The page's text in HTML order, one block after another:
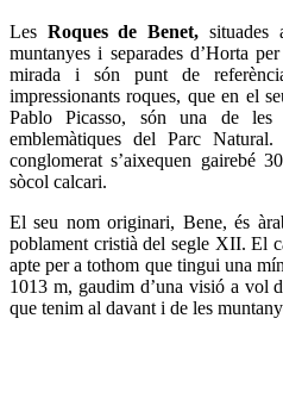
Les Roques de Benet,
muntanyes i separades d’Horta
mirada i són punt de
impressionants roques, que en el
Pablo Picasso, són una de les
emblemàtiques del Parc
conglomerat s’aixequen gairebé
sòcol calcari.
El seu nom originari, Bene, és
poblament cristià del segle XII. El
apte per a tothom que tingui una
1013 m, gaudim d’una visió a vol
que tenim al davant i de les